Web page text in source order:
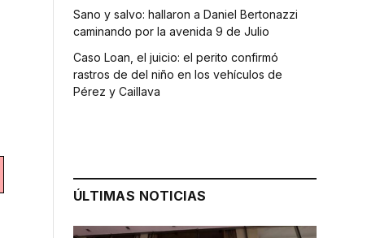
Sano y salvo: hallaron a Daniel Bertonazzi
caminando por la avenida 9 de Julio
Caso Loan, el juicio: el perito confirmó
rastros de del niño en los vehículos de
Pérez y Caillava
ÚLTIMAS NOTICIAS